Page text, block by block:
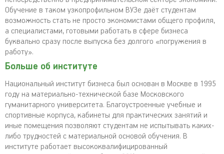
Обучение в таком узкопрофильном ВУЗе даёт студентам
возможность стать не просто экономистами общего профиля,
а специалистами, готовыми работать в сфере бизнеса
буквально сразу после выпуска без долгого «погружения в
работу».
Больше об институте
Национальный институт бизнеса был основан в Москве в 1995
году на материально-технической базе Московского
гуманитарного университета. Благоустроенные учебные и
спортивные корпуса, кабинеты для практических занятий и
иные помещения позволяют студентам не испытывать каких-
либо трудностей с материальной основой обучения. В
институте работает высококвалифицированный